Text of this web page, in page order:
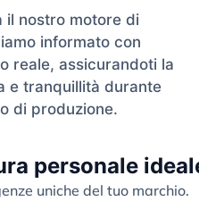
il nostro motore di
informato con
reale, assicurandoti la
e tranquillità durante
di produzione.
personale
uniche del tuo marchio.